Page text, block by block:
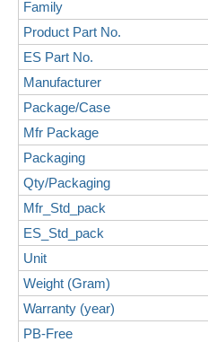
Family
Product Part No.
ES Part No.
Manufacturer
Package/Case
Mfr Package
Packaging
Qty/Packaging
Mfr_Std_pack
ES_Std_pack
Unit
Weight (Gram)
Warranty (year)
PB-Free